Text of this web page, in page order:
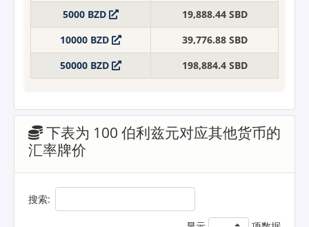
5000 BZD
19,888.44 SBD
10000 BZD
39,776.88 SBD
50000 BZD
198,884.4 SBD
下表为 100 伯利兹元对应其他货币的
汇率牌价
搜索: